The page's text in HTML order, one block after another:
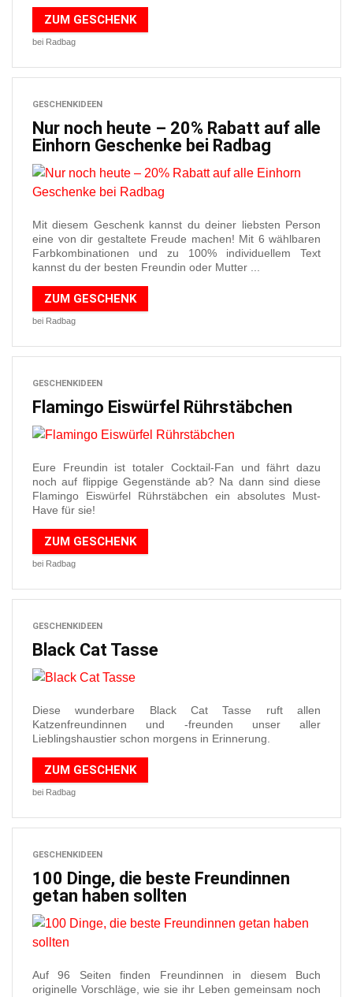
ZUM GESCHENK
bei Radbag
GESCHENKIDEEN
Nur noch heute – 20% Rabatt auf alle
Einhorn Geschenke bei Radbag
Mit diesem Geschenk kannst du deiner liebsten Person
eine von dir gestaltete Freude machen! Mit 6 wählbaren
Farbkombinationen und zu 100% individuellem Text
kannst du der besten Freundin oder Mutter ...
ZUM GESCHENK
bei Radbag
GESCHENKIDEEN
Flamingo Eiswürfel Rührstäbchen
Eure Freundin ist totaler Cocktail-Fan und fährt dazu
noch auf flippige Gegenstände ab? Na dann sind diese
Flamingo Eiswürfel Rührstäbchen ein absolutes Must-
Have für sie!
ZUM GESCHENK
bei Radbag
GESCHENKIDEEN
Black Cat Tasse
Diese wunderbare Black Cat Tasse ruft allen
Katzenfreundinnen und -freunden unser aller
Lieblingshaustier schon morgens in Erinnerung.
ZUM GESCHENK
bei Radbag
GESCHENKIDEEN
100 Dinge, die beste Freundinnen
getan haben sollten
Auf 96 Seiten finden Freundinnen in diesem Buch
originelle Vorschläge, wie sie ihr Leben gemeinsam noch